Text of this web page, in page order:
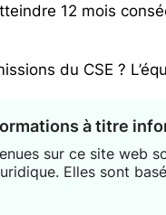
12 mois
du CSE ?
à titre
sur ce site web
Elles sont